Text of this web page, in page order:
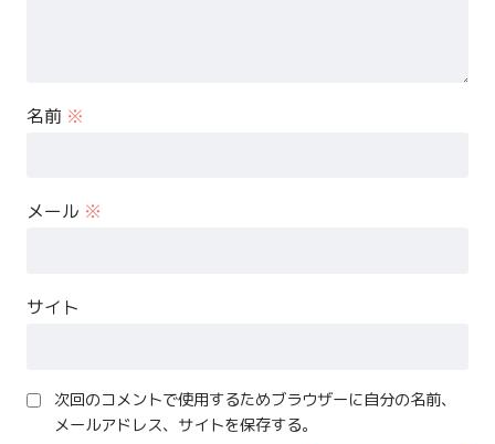
名前 ※
メール ※
サイト
次回のコメントで使用するためブラウザーに自分の名前、
メールアドレス、サイトを保存する。